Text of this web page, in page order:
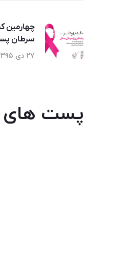
چهارمین
سرطان
۲۷ دی ۱۳۹۵
پست های